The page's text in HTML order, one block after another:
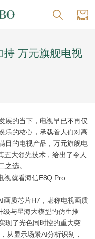
持 万元旗舰电视
的当下，电视早已不再仅
乐的核心，承载着人们对高
目的电视产品，万元旗舰电
五大领先技术，给出了令人
之选。
质芯片H7，堪称电视画质
级与星海大模型的仿生推
现了光色同时控的重大突
从显示场景AI分析识别，